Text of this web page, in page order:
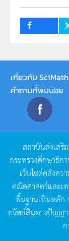
เกี่ยวกับ SciMath
คำถามที่พบบ่อย
สถาบันส่งเสริ
กระทรวงศึกษาธิก
เว็บไซต์คลังคว
คณิตศาสตร์และเ
พื้นฐานเป็นหลัก
ทรัพย์สินทางปัญญา